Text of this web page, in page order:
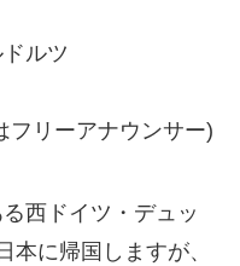
ルツ
フリーアナウンサー)
西ドイツ・デュッ
本に帰国しますが、